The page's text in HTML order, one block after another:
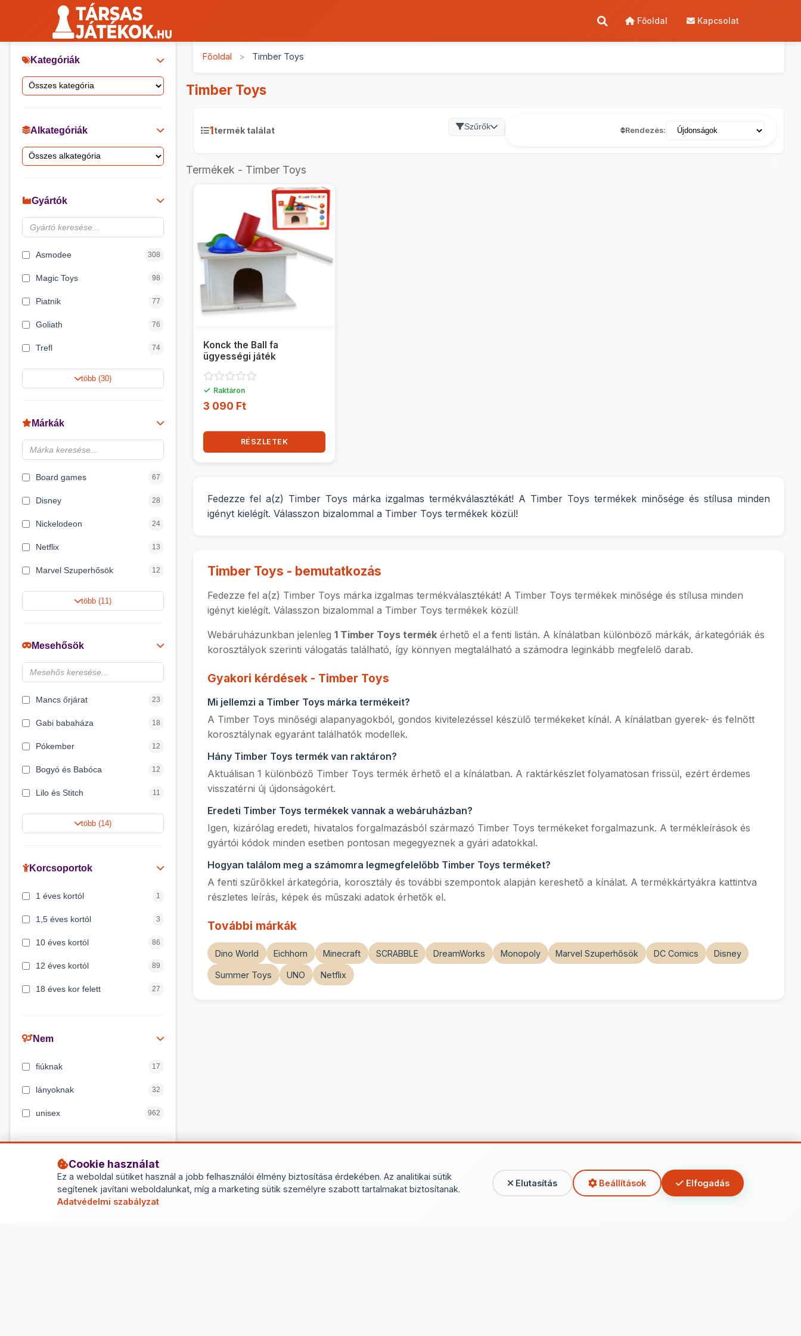
Cookie használat
Ez a weboldal sütiket használ a jobb felhasználói élmény biztosítása érdekében. Az analitikai sütik
segítenek javítani weboldalunkat, míg a marketing sütik személyre szabott tartalmakat biztosítanak.
Adatvédelmi szabályzat
Elutasítás Beállítások Elfogadás
Főoldal Kapcsolat
Kategóriák
Alkategóriák
Gyártók
Asmodee 308
Magic Toys 98
Piatnik 77
Goliath 76
Trefl 74
Keller&Mayer 60
Spin Master
Delta Vision 28
több (30)
Márkák
Board games 67
Disney 28
Nickelodeon 24
Netflix 13
Marvel Szuperhősök 12
Rubik bűvös kocka 10
Noris
Disney hercegnők 6
több (11)
Mesehősök
Mancs őrjárat 23
Gabi babaháza 18
Pókember 12
Bogyó és Babóca 12
Lilo és Stitch 11
Jégvarázs 9
több (14)
Korcsoportok
1 éves kortól 1
1,5 éves kortól 3
10 éves kortól 86
12 éves kortól 89
18 éves kor felett 27
3 éves kortól 200
8 éves kortól 216
9 éves kortól 16
Nem
fiúknak 17
lányoknak 32
unisex 962
Összes szűrő törlése
Főoldal > Timber Toys
Timber Toys
1termék találat Szűrők Rendezés:
Termékek - Timber Toys
Konck the Ball fa
ügyességi játék
✓ Raktáron
3 090 Ft
RÉSZLETEK
Fedezze fel a(z) Timber Toys márka izgalmas termékválasztékát! A Timber Toys termékek minősége és stílusa minden
igényt kielégít. Válasszon bizalommal a Timber Toys termékek közül!
Timber Toys - bemutatkozás
Fedezze fel a(z) Timber Toys márka izgalmas termékválasztékát! A Timber Toys termékek minősége és stílusa minden
igényt kielégít. Válasszon bizalommal a Timber Toys termékek közül!
Webáruházunkban jelenleg 1 Timber Toys termék érhető el a fenti listán. A kínálatban különböző márkák, árkategóriák és
korosztályok szerinti válogatás található, így könnyen megtalálható a számodra leginkább megfelelő darab.
Gyakori kérdések - Timber Toys
Mi jellemzi a Timber Toys márka termékeit?
A Timber Toys minőségi alapanyagokból, gondos kivitelezéssel készülő termékeket kínál. A kínálatban gyerek- és felnőtt
korosztálynak egyaránt találhatók modellek.
Hány Timber Toys termék van raktáron?
Aktuálisan 1 különböző Timber Toys termék érhető el a kínálatban. A raktárkészlet folyamatosan frissül, ezért érdemes
visszatérni új újdonságokért.
Eredeti Timber Toys termékek vannak a webáruházban?
Igen, kizárólag eredeti, hivatalos forgalmazásból származó Timber Toys termékeket forgalmazunk. A termékleírások és
gyártói kódok minden esetben pontosan megegyeznek a gyári adatokkal.
Hogyan találom meg a számomra legmegfelelőbb Timber Toys terméket?
A fenti szűrőkkel árkategória, korosztály és további szempontok alapján kereshető a kínálat. A termékkártyákra kattintva
részletes leírás, képek és műszaki adatok érhetők el.
További márkák
Dino World Eichhorn Minecraft SCRABBLE DreamWorks Monopoly Marvel Szuperhősök DC Comics Disney
Summer Toys UNO Netflix